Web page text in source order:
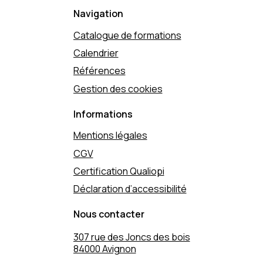
Navigation
Catalogue de formations
Calendrier
Références
Gestion des cookies
Informations
Mentions légales
CGV
Certification Qualiopi
Déclaration d’accessibilité
Nous contacter
307 rue des Joncs des bois
84000 Avignon